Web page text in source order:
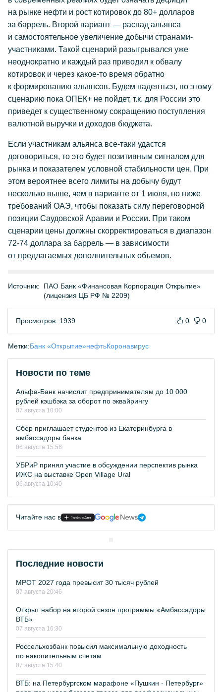
на рынке нефти и рост котировок до 80+ долларов
за баррель. Второй вариант — распад альянса
и самостоятельное увеличение добычи странами-
участниками. Такой сценарий разыгрывался уже
неоднократно и каждый раз приводил к обвалу
котировок и через какое-то время обратно
к формированию альянсов. Будем надеяться, по этому
сценарию пока ОПЕК+ не пойдет, т.к. для России это
приведет к существенному сокращению поступления
валютной выручки и доходов бюджета.
Если участникам альянса все-таки удастся
договориться, то это будет позитивным сигналом для
рынка и показателем условной стабильности цен. При
этом вероятнее всего лимиты на добычу будут
несколько выше, чем в варианте от 1 июля, но ниже
требований ОАЭ, чтобы показать силу переговорной
позиции Саудовской Аравии и России. При таком
сценарии цены должны скорректироваться в диапазон
72-74 доллара за баррель — в зависимости
от предлагаемых дополнительных объемов.
Источник:
ПАО Банк «Финансовая Корпорация Открытие»
(лицензия ЦБ РФ № 2209)
Просмотров: 1939 0 0
Метки:Банк «Открытие»нефтьКоронавирус
Новости по теме
Альфа-Банк начислит предпринимателям до 10 000
рублей кэшбэка за оборот по эквайрингу
07 августа 10:00
Сбер приглашает студентов из Екатеринбурга в
амбассадоры банка
06 августа 15:56
УБРиР принял участие в обсуждении перспектив рынка
ИЖС на выставке Open Village Ural
06 августа 10:40
Читайте нас в
Последние новости
МРОТ 2027 года превысит 30 тысяч рублей
07 августа 20:46
Открыт набор на второй сезон программы «Амбассадоры
ВТБ»
07 августа 16:30
Россельхозбанк повысил максимальную доходность
по накопительным счетам
07 августа 15:40
ВТБ: на Петербургском марафоне «Пушкин - Петербург»